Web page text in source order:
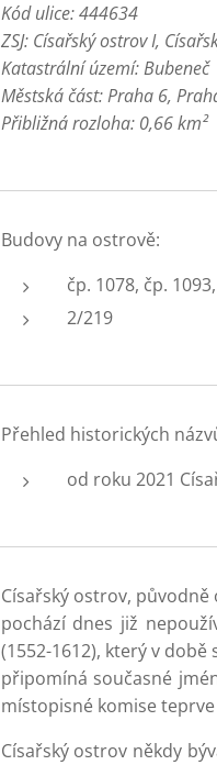
Kód ulice: 444634
ZSJ: Císařský ostrov I,
Katastrální území: Bubeneč
Městská část: Praha 6,
Přibližná rozloha: 0,66 km²
Budovy na ostrově:
čp. 1078, čp.
2/219
Přehled historických
od roku 2021
Císařský ostrov,
pochází dnes již
(1552-1612), který v
připomíná současné
místopisné komise
Císařský ostrov někdy